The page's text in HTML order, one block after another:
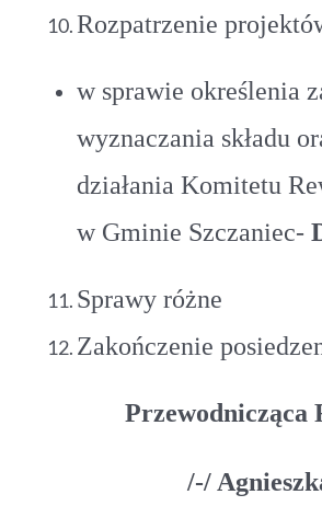
Rozpatrzenie
w sprawie określenia
wyznaczania składu
działania Komitetu
w Gminie Szczaniec-
Sprawy różne
Zakończenie
Przewodnicząca
/-/